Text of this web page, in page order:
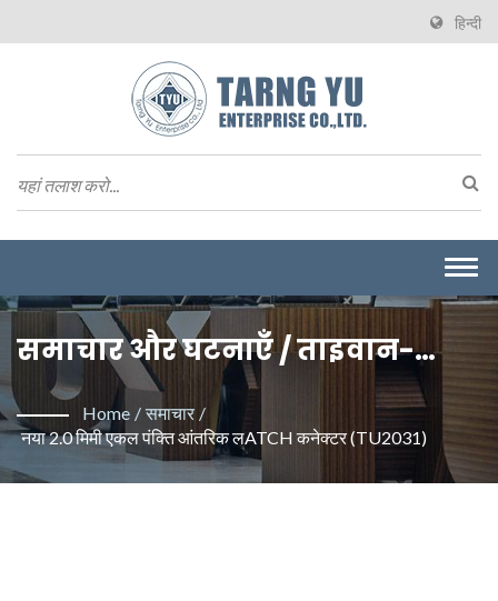
हिन्दी
समाचार और घटनाएँ / ताइवान-
आधारित उच्च गति, उच्च शक्ति और
जलरोधक कनेक्टर निर्माता | Tarng
Yu Enterprise (TYU)
Home / समाचार /
नया 2.0 मिमी एकल पंक्ति आंतरिक लATCH कनेक्टर (TU2031)